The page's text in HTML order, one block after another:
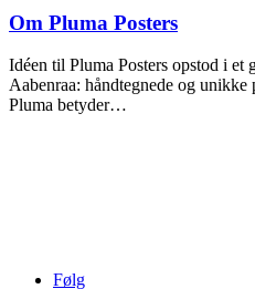
Om Pluma Posters
Idéen til Pluma Posters opstod i et
Aabenraa: håndtegnede og
Pluma betyder…
Følg